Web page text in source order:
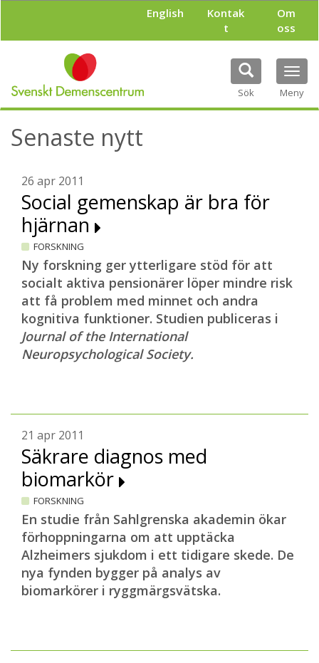
l
English
Kontak
t
Om
oss
Sök Meny
Senaste nytt
26 apr 2011
Social gemenskap är bra för
hjärnan
FORSKNING
Ny forskning ger ytterligare stöd för att
socialt aktiva pensionärer löper mindre risk
att få problem med minnet och andra
kognitiva funktioner. Studien publiceras i
Journal of the International
Neuropsychological Society.
21 apr 2011
Säkrare diagnos med
biomarkör
FORSKNING
En studie från Sahlgrenska akademin ökar
förhoppningarna om att upptäcka
Alzheimers sjukdom i ett tidigare skede. De
nya fynden bygger på analys av
biomarkörer i ryggmärgsvätska.